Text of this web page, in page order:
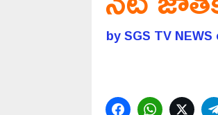
bySGS TV
FacebookWhatsApp